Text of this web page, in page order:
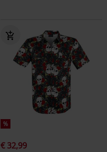
%
€ 32,99